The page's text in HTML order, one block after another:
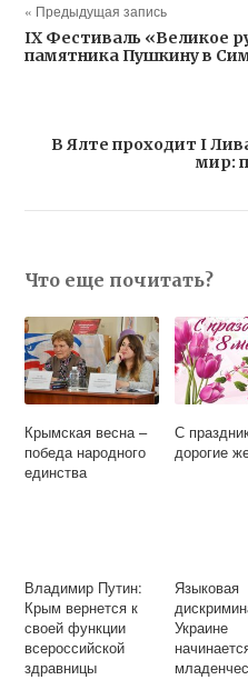
« Предыдущая запись
IX Фестиваль «Великое
памятника Пушкину в
В Ялте проходит I
мир:
Что еще почитать?
Крымская весна –
победа народного
единства
С
дорогие
Владимир Путин:
Крым вернется к
своей функции
всероссийской
здравницы
Языковая
Украине